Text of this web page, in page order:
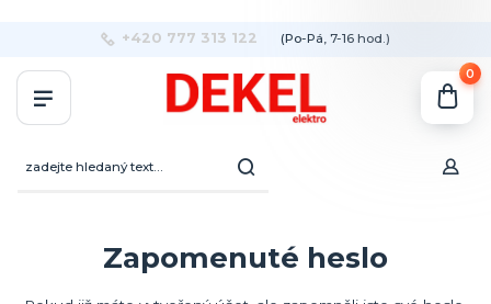
+420 777 313 122 (Po-Pá, 7-16 hod.)
0
Zapomenuté heslo